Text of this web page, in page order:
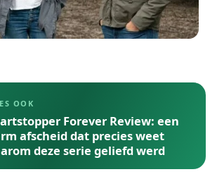
OOK
Forever Review: een
afscheid dat precies weet
deze serie geliefd werd